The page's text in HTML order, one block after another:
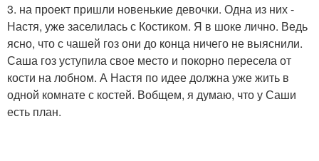
3. на проект пришли новенькие девочки. Одна из них -
Настя, уже заселилась с Костиком. Я в шоке лично. Ведь
ясно, что с чашей гоз они до конца ничего не выяснили.
Саша гоз уступила свое место и покорно пересела от
кости на лобном. А Настя по идее должна уже жить в
одной комнате с костей. Вобщем, я думаю, что у Саши
есть план.